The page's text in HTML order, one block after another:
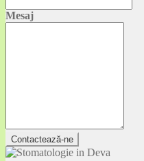
Mesaj
Contactează-ne